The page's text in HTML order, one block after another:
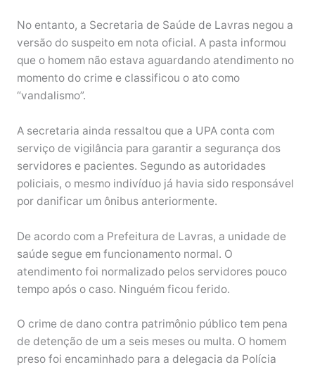
No entanto, a Secretaria de Saúde de Lavras negou a
versão do suspeito em nota oficial. A pasta informou
que o homem não estava aguardando atendimento no
momento do crime e classificou o ato como
“vandalismo”.
A secretaria ainda ressaltou que a UPA conta com
serviço de vigilância para garantir a segurança dos
servidores e pacientes. Segundo as autoridades
policiais, o mesmo indivíduo já havia sido responsável
por danificar um ônibus anteriormente.
De acordo com a Prefeitura de Lavras, a unidade de
saúde segue em funcionamento normal. O
atendimento foi normalizado pelos servidores pouco
tempo após o caso. Ninguém ficou ferido.
O crime de dano contra patrimônio público tem pena
de detenção de um a seis meses ou multa. O homem
preso foi encaminhado para a delegacia da Polícia